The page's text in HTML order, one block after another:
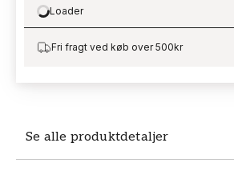
Se alle produktdetaljer
Loading…
Loader
Fri fragt ved køb over 500kr